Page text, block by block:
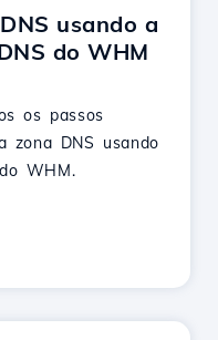
usando a
do WHM
os passos
zona DNS usando
WHM.